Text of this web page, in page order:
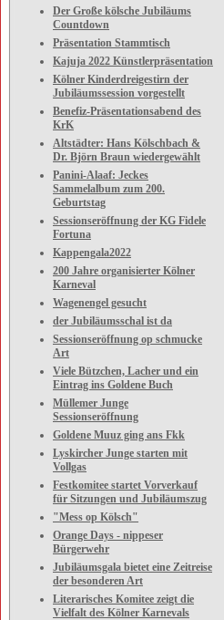
Der Große kölsche Jubiläums
Countdown
Präsentation Stammtisch
Kajuja 2022 Künstlerpräsentation
Kölner Kinderdreigestirn der
Jubiläumssession vorgestellt
Benefiz-Präsentationsabend des
KrK
Altstädter: Hans Kölschbach &
Dr. Björn Braun wiedergewählt
Panini-Alaaf: Jeckes
Sammelalbum zum 200.
Geburtstag
Sessionseröffnung der KG Fidele
Fortuna
Kappengala2022
200 Jahre organisierter Kölner
Karneval
Wagenengel gesucht
der Jubiläumsschal ist da
Sessionseröffnung op schmucke
Art
Viele Bützchen, Lacher und ein
Eintrag ins Goldene Buch
Müllemer Junge
Sessionseröffnung
Goldene Muuz ging ans Fkk
Lyskircher Junge starten mit
Vollgas
Festkomitee startet Vorverkauf
für Sitzungen und Jubiläumszug
"Mess op Kölsch"
Orange Days - nippeser
Bürgerwehr
Jubiläumsgala bietet eine Zeitreise
der besonderen Art
Literarisches Komitee zeigt die
Vielfalt des Kölner Karnevals